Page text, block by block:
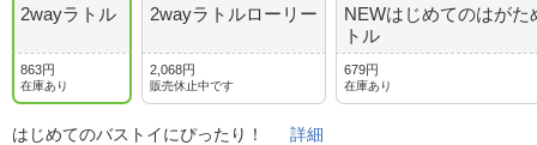
2wayラトル
863円
在庫あり
2wayラトルローリー
2,068円
販売休止中です
NEWはじめてのはがた
トル
679円
在庫あり
はじめてのバストイにぴったり！ 詳細